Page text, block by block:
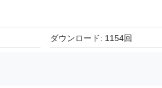
ダウンロード: 1154回